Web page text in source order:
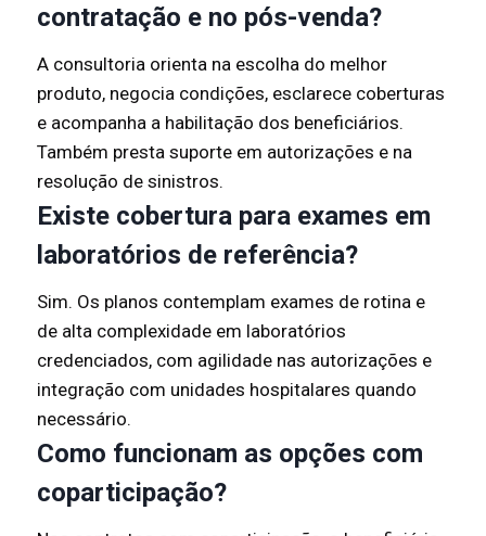
contratação e no pós-venda?
A consultoria orienta na escolha do melhor
produto, negocia condições, esclarece coberturas
e acompanha a habilitação dos beneficiários.
Também presta suporte em autorizações e na
resolução de sinistros.
Existe cobertura para exames em
laboratórios de referência?
Sim. Os planos contemplam exames de rotina e
de alta complexidade em laboratórios
credenciados, com agilidade nas autorizações e
integração com unidades hospitalares quando
necessário.
Como funcionam as opções com
coparticipação?